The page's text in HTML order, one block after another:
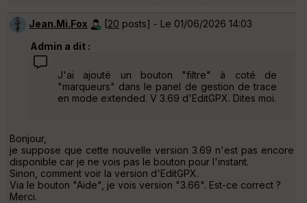
Jean.Mi.Fox [20 posts] - Le 01/06/2026 14:03
Admin a dit :
J'ai ajouté un bouton "filtre" à coté de
"marqueurs" dans le panel de gestion de trace
en mode extended. V 3.69 d'EditGPX. Dites moi.
Bonjour,
je suppose que cette nouvelle version 3.69 n'est pas encore
disponible car je ne vois pas le bouton pour l'instant.
Sinon, comment voir la version d'EditGPX.
Via le bouton "Aide", je vois version "3.66". Est-ce correct ?
Merci.